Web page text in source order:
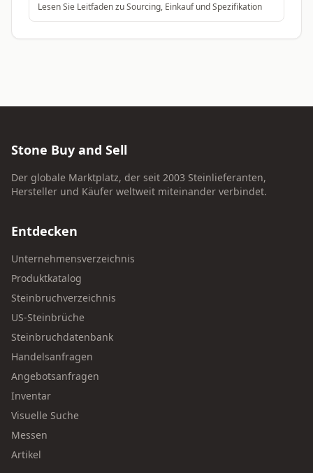
Lesen Sie Leitfaden zu Sourcing, Einkauf und Spezifikation
Stone Buy and Sell
Der globale Marktplatz, der seit 2003 Steinlieferanten,
Hersteller und Käufer weltweit miteinander verbindet.
Entdecken
Unternehmensverzeichnis
Produktkatalog
Steinbruchverzeichnis
US-Steinbrüche
Steinbruchdatenbank
Handelsanfragen
Angebotsanfragen
Inventar
Visuelle Suche
Messen
Artikel